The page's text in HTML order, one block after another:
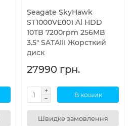
Seagate SkyHawk
ST1000VE001 Al HDD
10TB 7200rpm 256MB
3.5" SATAIII Жорсткий
диск
27990 грн.
В кошик
Швидке замовлення